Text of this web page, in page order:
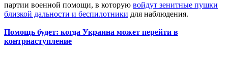
партии военной помощи, в которую войдут зенитные пушки
близкой дальности и беспилотники для наблюдения.
Помощь будет: когда Украина может перейти в
контрнаступление